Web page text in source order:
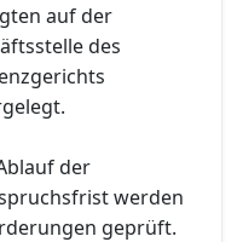
auf der
des
der
werden
geprüft.